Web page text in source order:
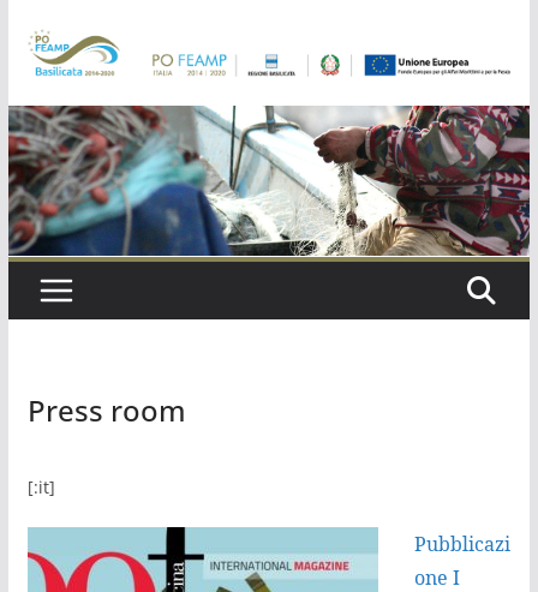
contenuto
Press room
[:it]
Pubblicazi
one I